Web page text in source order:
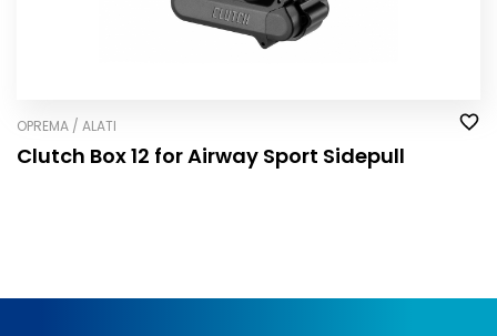
OPREMA / ALATI
Clutch Box 12 for Airway Sport Sidepull